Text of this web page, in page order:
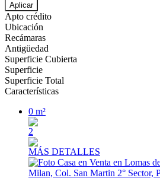
Aplicar
Apto crédito
Ubicación
Recámaras
Antigüedad
Superficie Cubierta
Superficie
Superficie Total
Características
0 m²
2
MÁS DETALLES